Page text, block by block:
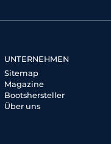
UNTERNEHMEN
Sitemap
Magazine
Bootshersteller
Über uns